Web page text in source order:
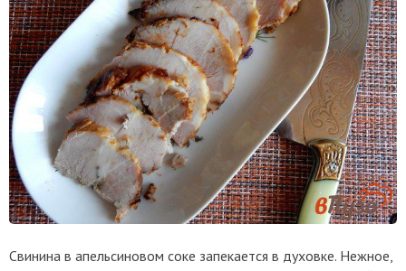
Свинина в апельсиновом соке запекается в духовке. Нежное,